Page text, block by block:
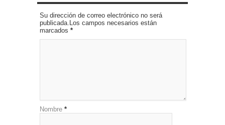
Su dirección de correo electrónico no será
publicada.Los campos necesarios están
marcados *
Nombre *